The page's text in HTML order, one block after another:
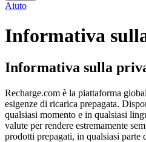
Aiuto
Informativa
Informativa sulla
Recharge.com è la piattaforma
esigenze di ricarica prepagata.
qualsiasi momento e in qualsiasi
valute per rendere estremamente
prodotti prepagati, in qualsiasi parte